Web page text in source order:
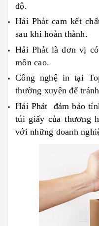
độ.
Hải Phảt cam kết
sau khi hoàn thành.
Hải Phảt là đơn vị
môn cao.
Công nghệ in tại
thường xuyên để
Hải Phảt đảm bảo
túi giấy của thương
với những doanh